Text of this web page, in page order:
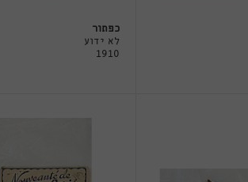
כפתור
לא ידוע
1910